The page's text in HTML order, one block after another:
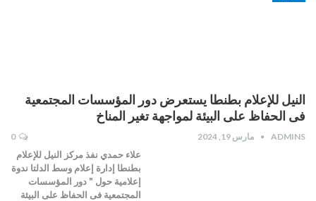
النيل للإعلام بطنطا يستعرض دور المؤسسات المجتمعية
فى الحفاظ على البيئة لمواجهة تغير المناخ
ADMINS مارس 19, 2024 0
علاء حمدي نفذ مركز النيل للإعلام
بطنطا إدارة إعلام وسط الدلتا ندوة
إعلامية حول " دور المؤسسات
المجتمعية فى الحفاظ على البيئة